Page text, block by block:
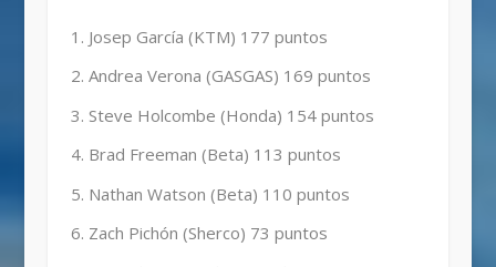
Josep García (KTM) 177 puntos
Andrea Verona (GASGAS) 169 puntos
Steve Holcombe (Honda) 154 puntos
Brad Freeman (Beta) 113 puntos
Nathan Watson (Beta) 110 puntos
Zach Pichón (Sherco) 73 puntos